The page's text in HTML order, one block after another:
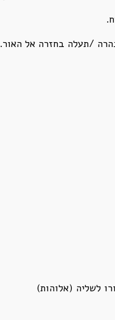
/תעלה בחזרה אל האור.
לשליה (אלוהות)